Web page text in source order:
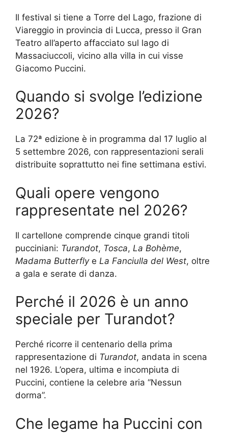
Il festival si tiene a Torre del Lago, frazione di
Viareggio in provincia di Lucca, presso il Gran
Teatro all’aperto affacciato sul lago di
Massaciuccoli, vicino alla villa in cui visse
Giacomo Puccini.
Quando si svolge l’edizione
2026?
La 72ª edizione è in programma dal 17 luglio al
5 settembre 2026, con rappresentazioni serali
distribuite soprattutto nei fine settimana estivi.
Quali opere vengono
rappresentate nel 2026?
Il cartellone comprende cinque grandi titoli
pucciniani: Turandot, Tosca, La Bohème,
Madama Butterflye La Fanciulla del West, oltre
a gala e serate di danza.
Perché il 2026 è un anno
speciale per Turandot?
Perché ricorre il centenario della prima
rappresentazione di Turandot, andata in scena
nel 1926. L’opera, ultima e incompiuta di
Puccini, contiene la celebre aria “Nessun
dorma”.
Che legame ha Puccini con